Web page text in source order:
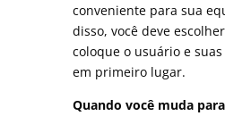
conveniente para sua
disso, você deve
coloque o usuário e
em primeiro lugar.
Quando você muda